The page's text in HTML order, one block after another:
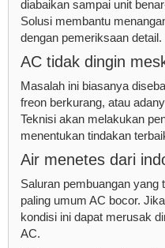
diabaikan sampai unit
Solusi membantu
dengan pemeriksaan detail.
AC tidak dingin
Masalah ini biasanya
freon berkurang, atau
Teknisi akan melakukan
menentukan tindakan
Air menetes dari
Saluran pembuangan yang
paling umum AC bocor.
kondisi ini dapat merusak
AC.